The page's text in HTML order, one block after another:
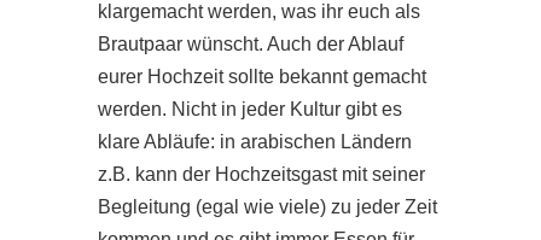
klargemacht werden, was ihr euch als
Brautpaar wünscht. Auch der Ablauf
eurer Hochzeit sollte bekannt gemacht
werden. Nicht in jeder Kultur gibt es
klare Abläufe: in arabischen Ländern
z.B. kann der Hochzeitsgast mit seiner
Begleitung (egal wie viele) zu jeder Zeit